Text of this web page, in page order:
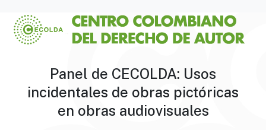
Panel de CECOLDA: Usos
incidentales de obras pictóricas
en obras audiovisuales